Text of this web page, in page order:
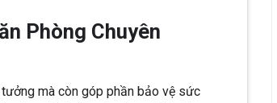
Phòng Chuyên
mà còn góp phần bảo vệ sức